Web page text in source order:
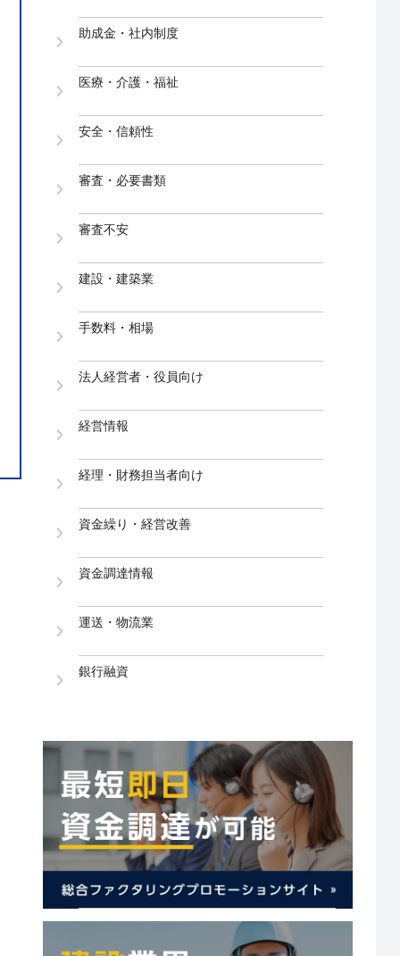
助成金・社内制度
医療・介護・福祉
安全・信頼性
審査・必要書類
審査不安
建設・建築業
手数料・相場
法人経営者・役員向け
経営情報
経理・財務担当者向け
資金繰り・経営改善
資金調達情報
運送・物流業
銀行融資